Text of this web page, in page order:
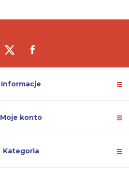
Informacje
Moje konto
Kategoria